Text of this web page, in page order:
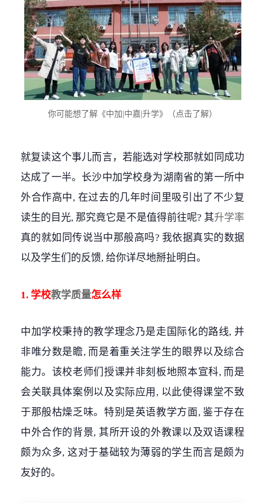
你可能想了解《中加|中嘉|升学》（点击了解）
就复读这个事儿而言，若能选对学校那就如同成功
达成了一半。长沙中加学校身为湖南省的第一所中
外合作高中, 在过去的几年时间里吸引出了不少复
读生的目光, 那究竟它是不是值得前往呢? 其升学率
真的就如同传说当中那般高吗? 我依据真实的数据
以及学生们的反馈, 给你详尽地掰扯明白。
1. 学校教学质量怎么样
中加学校秉持的教学理念乃是走国际化的路线, 并
非唯分数是瞻, 而是着重关注学生的眼界以及综合
能力。该校老师们授课并非刻板地照本宣科, 而是
会关联具体案例以及实际应用, 以此使得课堂不致
于那般枯燥乏味。特别是英语教学方面, 鉴于存在
中外合作的背景, 其所开设的外教课以及双语课程
颇为众多, 这对于基础较为薄弱的学生而言是颇为
友好的。